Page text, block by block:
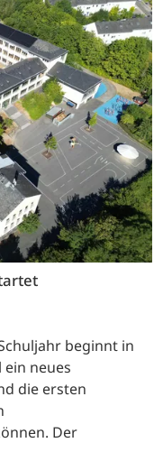
beginnt in
neues
die ersten
Der